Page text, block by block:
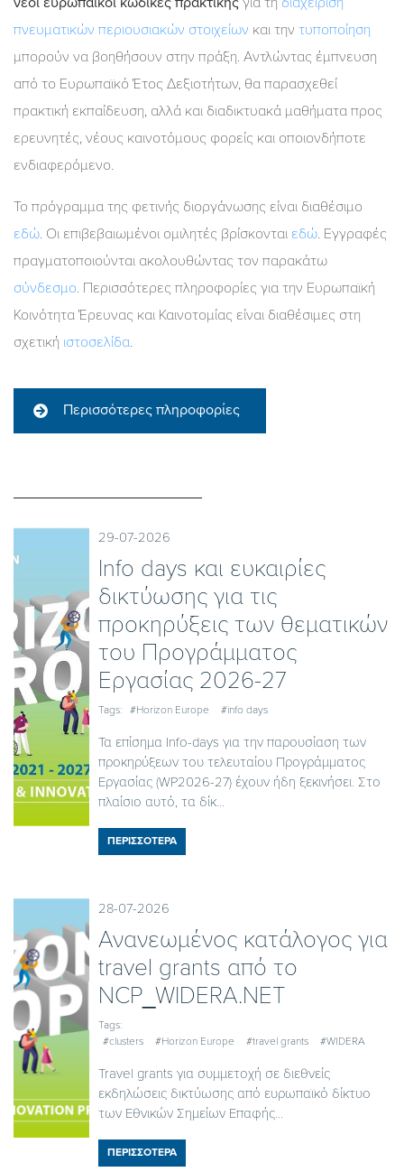
πνευματικών περιουσιακών στοιχείων και την τυποποίηση
μπορούν να βοηθήσουν στην πράξη. Αντλώντας έμπνευση
από το Ευρωπαϊκό Έτος Δεξιοτήτων, θα παρασχεθεί
πρακτική εκπαίδευση, αλλά και διαδικτυακά μαθήματα προς
ερευνητές, νέους καινοτόμους φορείς και οποιονδήποτε
ενδιαφερόμενο.
Το πρόγραμμα της φετινής διοργάνωσης είναι διαθέσιμο
εδώ. Οι επιβεβαιωμένοι ομιλητές βρίσκονται εδώ. Εγγραφές
πραγματοποιούνται ακολουθώντας τον παρακάτω
σύνδεσμο. Περισσότερες πληροφορίες για την Ευρωπαϊκή
Κοινότητα Έρευνας και Καινοτομίας είναι διαθέσιμες στη
σχετική ιστοσελίδα.
Περισσότερες πληροφορίες
29-07-2026
Ιnfo days και ευκαιρίες
δικτύωσης για τις
προκηρύξεις των θεματικών
του Προγράμματος
Εργασίας 2026-27
Tags: #Horizon Europe #info days
Τα επίσημα Info-days για την παρουσίαση των
προκηρύξεων του τελευταίου Προγράμματος
Εργασίας (WP2026-27) έχουν ήδη ξεκινήσει. Στο
πλαίσιο αυτό, τα δίκ...
ΠΕΡΙΣΣΟΤΕΡΑ
28-07-2026
Ανανεωμένος κατάλογος για
travel grants από το
NCP_WIDERA.NET
Tags:
#clusters
#Horizon Europe #travel grants #WIDERA
Travel grants για συμμετοχή σε διεθνείς
εκδηλώσεις δικτύωσης από ευρωπαϊκό δίκτυο
των Εθνικών Σημείων Επαφής...
ΠΕΡΙΣΣΟΤΕΡΑ